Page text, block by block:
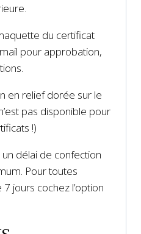
du certificat
pour approbation,
en relief dorée sur le
pas disponible pour
!)
délai de confection
Pour toutes
jours cochez l’option